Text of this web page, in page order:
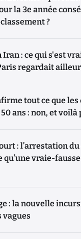
la 3e année
?
Iran : ce qui s'est
regardait
tout ce que
ans : non, et voilà
: l’arrestation du
qu’une vraie-
: la nouvelle
vagues